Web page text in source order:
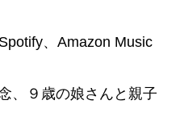
、Amazon Music
、９歳の娘さんと親子